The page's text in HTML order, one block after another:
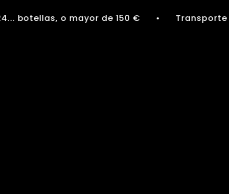
botellas, o mayor de 150 € ●